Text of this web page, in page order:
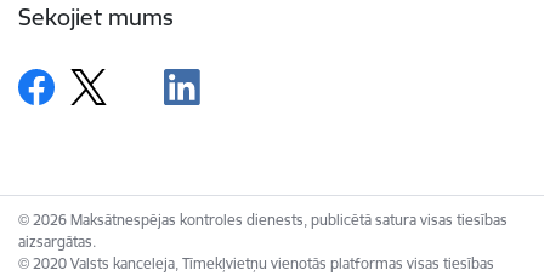
Sekojiet mums
© 2026 Maksātnespējas kontroles dienests, publicētā satura visas tiesības
aizsargātas.
© 2020 Valsts kanceleja, Tīmekļvietņu vienotās platformas visas tiesības